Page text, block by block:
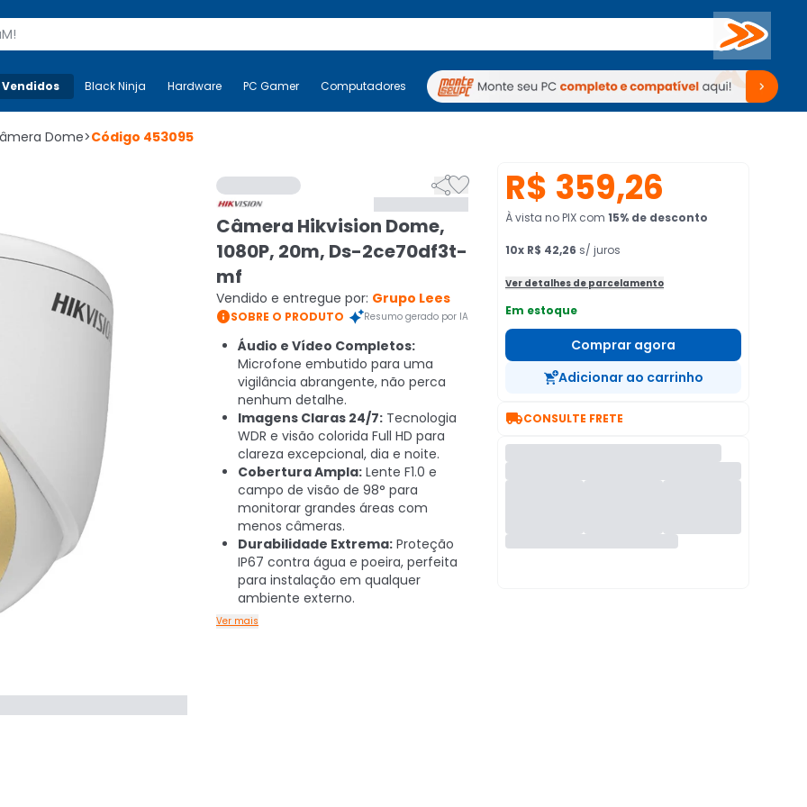
Buscar
Mais-v- Black Ninja Hardware PC Gamer Computadores Periféricos TV Venda no KaBuM!
Black Ninja Hardware PC Gamer Computadores Periféricos TV Venda no KaBuM!
Dome>Código 453095

Câmera Hikvision Dome,
1080P, 20m, Ds-2ce70df3t-
mf
Vendido e entregue por: Grupo Lees
SOBRE O PRODUTO Resumo gerado por IA
Áudio e Vídeo Completos:
Microfone embutido para uma
vigilância abrangente, não perca
nenhum detalhe.
Imagens Claras 24/7: Tecnologia
WDR e visão colorida Full HD para
clareza excepcional, dia e noite.
Cobertura Ampla: Lente F1.0 e
campo de visão de 98° para
monitorar grandes áreas com
menos câmeras.
Durabilidade Extrema: Proteção
IP67 contra água e poeira, perfeita
para instalação em qualquer
ambiente externo.
Ver mais
R$ 359,26
À vista no PIX com 15% de desconto
10x R$ 42,26 s/ juros
Ver detalhes de parcelamento
Em estoque
Comprar agora
Adicionar ao carrinho
CONSULTE FRETE